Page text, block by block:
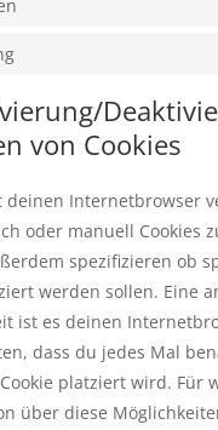
von Cookies
deinen Internetbrowser
oder manuell Cookies
spezifizieren ob
werden sollen. Eine
ist es deinen
dass du jedes Mal
platziert wird. Für
über diese